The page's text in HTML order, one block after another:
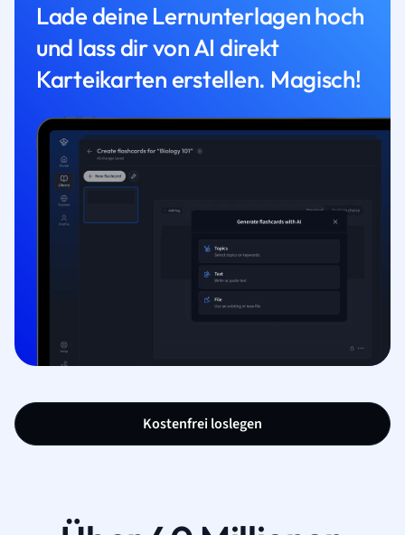
Lade deine Lernunterlagen hoch
und lass dir von AI direkt
Karteikarten erstellen. Magisch!
Kostenfrei loslegen